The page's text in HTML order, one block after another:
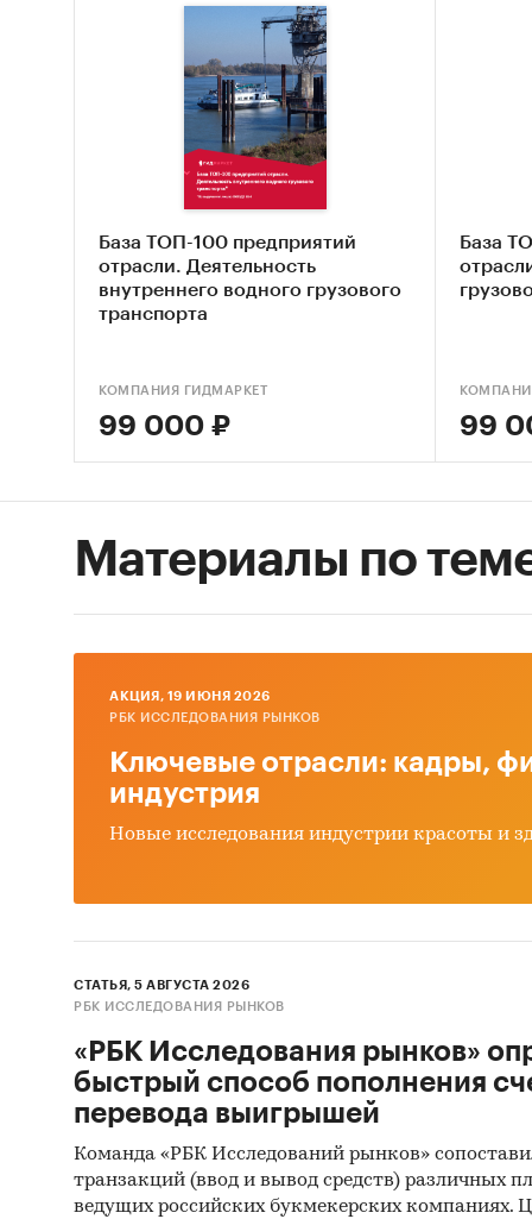
База ТОП-100 предприятий
отрасли. Деятельность
внутреннего водного грузового
транспорта
КОМПАНИЯ ГИДМАРКЕТ
99 000 ₽
База
99
Материалы по
AКЦИЯ, 19 ИЮНЯ 2026
РБК ИССЛЕДОВАНИЯ РЫНКОВ
Ключевые отрасли: кадры,
индустрия
Новые исследования индустрии красоты и
СТАТЬЯ, 5 АВГУСТА 2026
РБК ИССЛЕДОВАНИЯ РЫНКОВ
«РБК Исследования рынков»
быстрый способ пополнения
перевода выигрышей
Команда «РБК Исследований рынков»
транзакций (ввод и вывод средств) различных
ведущих российских букмекерских компаниях.